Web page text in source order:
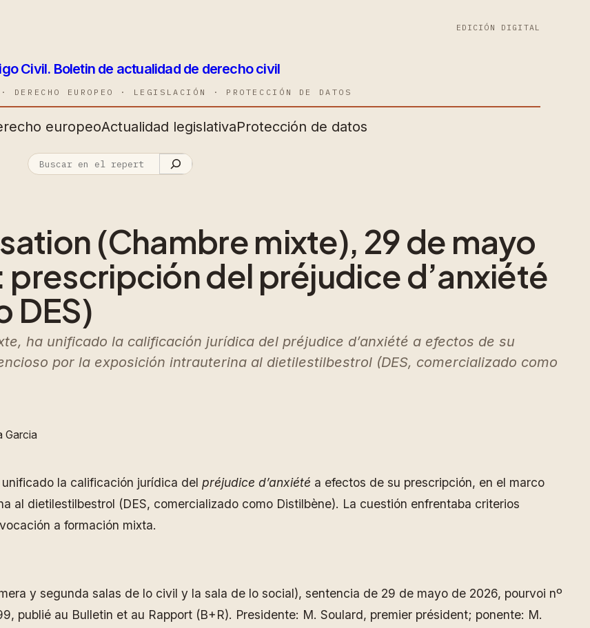
EDICIÓN DIGITAL
Civil. Boletin de actualidad de derecho civil
DERECHO EUROPEO · LEGISLACIÓN · PROTECCIÓN DE DATOS
europeoActualidad legislativaProtección de datos
(Chambre mixte), 29 de mayo
del préjudice d’anxiété
DES)
ha unificado la calificación jurídica del préjudice d’anxiété a efectos de su
por la exposición intrauterina al dietilestilbestrol (DES, comercializado como
Garcia
unificado la calificación jurídica del préjudice d’anxiété a efectos de su prescripción, en el marco
al dietilestilbestrol (DES, comercializado como Distilbène). La cuestión enfrentaba criterios
a formación mixta.
y segunda salas de lo civil y la sala de lo social), sentencia de 29 de mayo de 2026, pourvoi nº
publié au Bulletin et au Rapport (B+R). Presidente: M. Soulard, premier président; ponente: M.